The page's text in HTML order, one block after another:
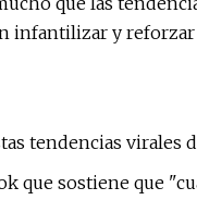
infantilizar y
tendencias virales
que sostiene que